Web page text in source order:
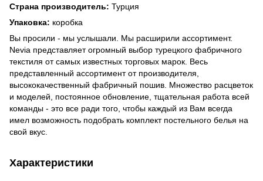
Страна производитель: Турция
Упаковка: коробка
Вы просили - мы услышали. Мы расширили ассортимент.
Nevia представляет огромный выбор турецкого фабричного
текстиля от самых известных торговых марок. Весь
представленный ассортимент от производителя,
высококачественный фабричный пошив. Множество расцветок
и моделей, постоянное обновление, тщательная работа всей
команды - это все ради того, чтобы каждый из Вам всегда
имел возможность подобрать комплект постельного белья на
свой вкус.
Характеристики